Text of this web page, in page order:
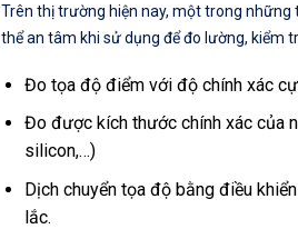
Trên thị trường hiện nay, một trong những
thể an tâm khi sử dụng để đo lường, kiểm
Đo tọa độ điểm với độ chính xác
Đo được kích thước chính xác của
silicon,…)
Dịch chuyển tọa độ bằng điều
lắc.